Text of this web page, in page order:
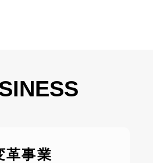
革事業